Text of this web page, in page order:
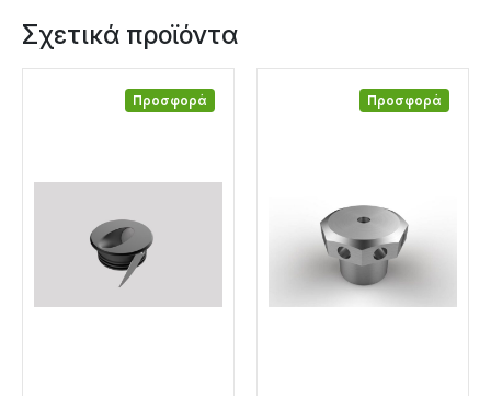
Σχετικά προϊόντα
Προσφορά Προσφορά